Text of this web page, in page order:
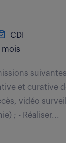
CDI
mois
et curative
vidéo
; - Réaliser...